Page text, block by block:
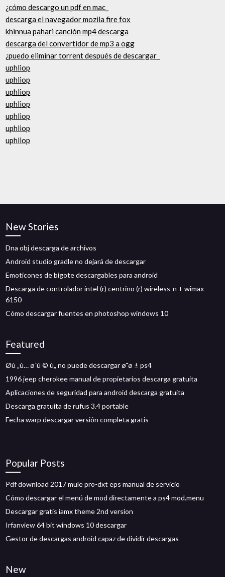
¿cómo descargo un pdf en mac_
descarga el navegador mozila fire fox
khinnua pahari canción mp4 descarga
descarga del convertidor de mp3 a ogg
¿puedo eliminar torrent después de descargar_
uphliop
uphliop
uphliop
uphliop
uphliop
uphliop
uphliop
New Stories
Dna obj descarga de archivos
Android studio gradle no dejará de descargar
Emoticones de bigote descargables para android
Descarga de controlador intel (r) centrino (r) wireless-n + wimax
6150
Cómo descargar fuentes en photoshop windows 10
Featured
Øù „ù… ø´ú © ù„ no puede descargar ø¯ø ± ps4
1996 jeep cherokee manual de propietarios descarga gratuita
Aplicaciones de seguridad para android descarga gratuita
Descarga gratuita de rufus 3.4 portable
Fecha warp descargar versión completa gratis
Popular Posts
Pdf download 2017 mule pro-dxt eps manual de servicio
Cómo descargar el menú de mod directamente a ps4 mod.menu
Descargar gratis iamx theme 2nd version
Irfanview 64 bit windows 10 descargar
Gestor de descargas android capaz de dividir descargas
New